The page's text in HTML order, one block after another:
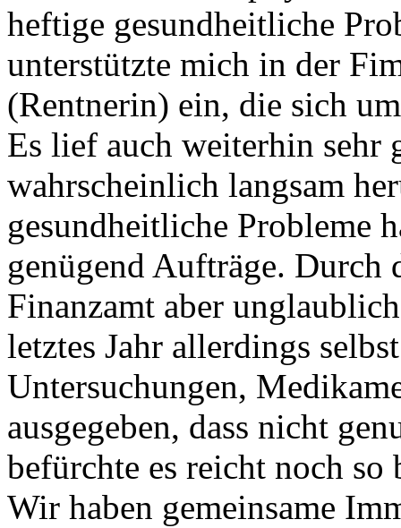
heftige gesundheitliche
unterstützte mich in der
(Rentnerin) ein, die sich
Es lief auch weiterhin sehr
wahrscheinlich langsam
gesundheitliche Probleme
genügend Aufträge. Durch
Finanzamt aber
letztes Jahr allerdings
Untersuchungen,
ausgegeben, dass nicht
befürchte es reicht noch
Wir haben gemeinsame